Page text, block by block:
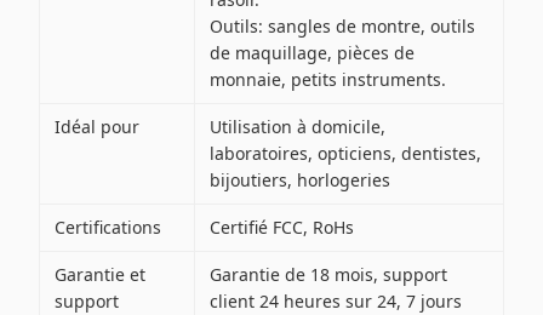
Outils: sangles de montre, outils
de maquillage, pièces de
monnaie, petits instruments.
Idéal pour
Utilisation à domicile,
laboratoires, opticiens, dentistes,
bijoutiers, horlogeries
Certifications Certifié FCC, RoHs
Garantie et
support
Garantie de 18 mois, support
client 24 heures sur 24, 7 jours